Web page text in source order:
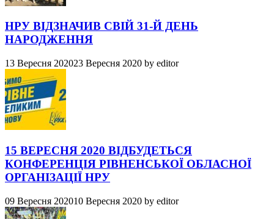
НРУ ВІДЗНАЧИВ СВІЙ 31-Й ДЕНЬ
НАРОДЖЕННЯ
13 Вересня 202023 Вересня 2020 by editor
15 ВЕРЕСНЯ 2020 ВІДБУДЕТЬСЯ
КОНФЕРЕНЦІЯ РІВНЕНСЬКОЇ ОБЛАСНОЇ
ОРГАНІЗАЦІЇ НРУ
09 Вересня 202010 Вересня 2020 by editor